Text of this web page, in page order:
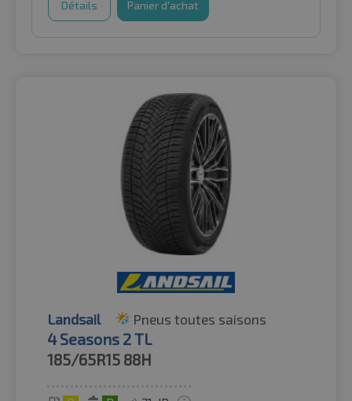
Détails Panier d'achat
Landsail Pneus toutes saisons
4 Seasons 2 TL
185/65R15 88H